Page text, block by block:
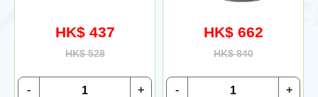
HK$ 437
HK$ 528
+
-
HK$ 662
HK$ 840
+
-